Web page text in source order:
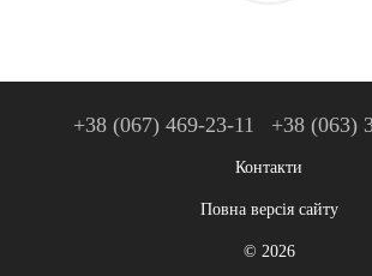
+38 (067) 469-23-11 +38 (063)
Контакти
Повна версія сайту
© 2026